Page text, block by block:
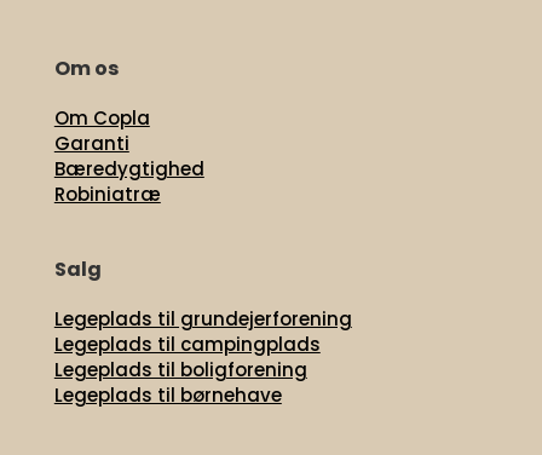
Om os
Om Copla
Garanti
Bæredygtighed
Robiniatræ
Salg
Legeplads til grundejerforening
Legeplads til campingplads
Legeplads til boligforening
Legeplads til børnehave